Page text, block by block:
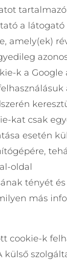
a látogató
amely(ek)
k a Google
kat csak
esetén
oldal
tényét
más
cookie-k
külső